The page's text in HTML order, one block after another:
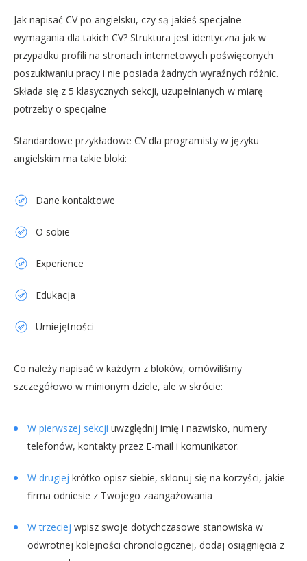
Jak napisać CV po angielsku, czy są jakieś specjalne
wymagania dla takich CV? Struktura jest identyczna jak w
przypadku profili na stronach internetowych poświęconych
poszukiwaniu pracy i nie posiada żadnych wyraźnych różnic.
Składa się z 5 klasycznych sekcji, uzupełnianych w miarę
potrzeby o specjalne
Standardowe przykładowe CV dla programisty w języku
angielskim ma takie bloki:
Dane kontaktowe
O sobie
Experience
Edukacja
Umiejętności
Co należy napisać w każdym z bloków, omówiliśmy
szczegółowo w minionym dziele, ale w skrócie:
W pierwszej sekcji uwzględnij imię i nazwisko, numery
telefonów, kontakty przez E-mail i komunikator.
W drugiej krótko opisz siebie, sklonuj się na korzyści, jakie
firma odniesie z Twojego zaangażowania
W trzeciej wpisz swoje dotychczasowe stanowiska w
odwrotnej kolejności chronologicznej, dodaj osiągnięcia z